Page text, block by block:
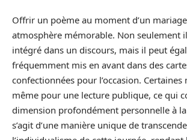
Offrir un poème au moment d’un
atmosphère mémorable. Non seulement
intégré dans un discours, mais il peut
fréquemment mis en avant dans des
confectionnées pour l’occasion.
même pour une lecture publique, ce qui
dimension profondément personnelle à
s’agit d’une manière unique de